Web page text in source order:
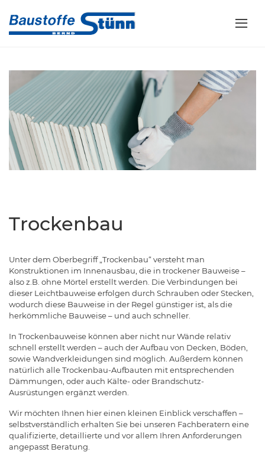
Trockenbau
Unter dem Oberbegriff „Trockenbau“ versteht man
Konstruktionen im Innenausbau, die in trockener Bauweise –
also z.B. ohne Mörtel erstellt werden. Die Verbindungen bei
dieser Leichtbauweise erfolgen durch Schrauben oder Stecken,
wodurch diese Bauweise in der Regel günstiger ist, als die
herkömmliche Bauweise – und auch schneller.
In Trockenbauweise können aber nicht nur Wände relativ
schnell erstellt werden – auch der Aufbau von Decken, Böden,
sowie Wandverkleidungen sind möglich. Außerdem können
natürlich alle Trockenbau-Aufbauten mit entsprechenden
Dämmungen, oder auch Kälte- oder Brandschutz-
Ausrüstungen ergänzt werden.
Wir möchten Ihnen hier einen kleinen Einblick verschaffen –
selbstverständlich erhalten Sie bei unseren Fachberatern eine
qualifizierte, detaillierte und vor allem Ihren Anforderungen
angepasst Beratung.